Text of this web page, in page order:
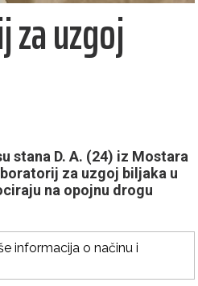
uzgoj
stana D. A. (24) iz Mostara
za uzgoj biljaka u
na opojnu drogu
informacija o načinu i